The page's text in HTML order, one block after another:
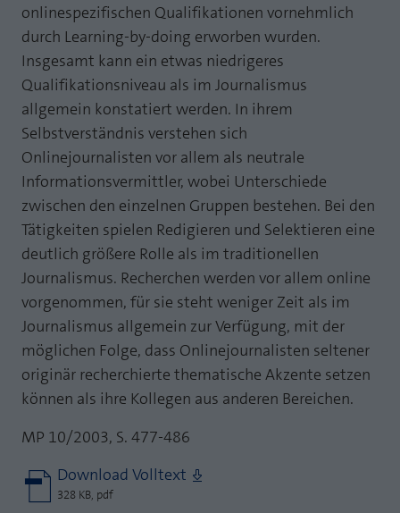
onlinespezifischen Qualifikationen vornehmlich
durch Learning-by-doing erworben wurden.
Insgesamt kann ein etwas niedrigeres
Qualifikationsniveau als im Journalismus
allgemein konstatiert werden. In ihrem
Selbstverständnis verstehen sich
Onlinejournalisten vor allem als neutrale
Informationsvermittler, wobei Unterschiede
zwischen den einzelnen Gruppen bestehen. Bei den
Tätigkeiten spielen Redigieren und Selektieren eine
deutlich größere Rolle als im traditionellen
Journalismus. Recherchen werden vor allem online
vorgenommen, für sie steht weniger Zeit als im
Journalismus allgemein zur Verfügung, mit der
möglichen Folge, dass Onlinejournalisten seltener
originär recherchierte thematische Akzente setzen
können als ihre Kollegen aus anderen Bereichen.
MP 10/2003, S. 477-486
Download Volltext
328 KB, pdf